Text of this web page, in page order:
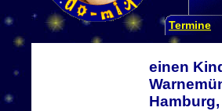
Termine
einen